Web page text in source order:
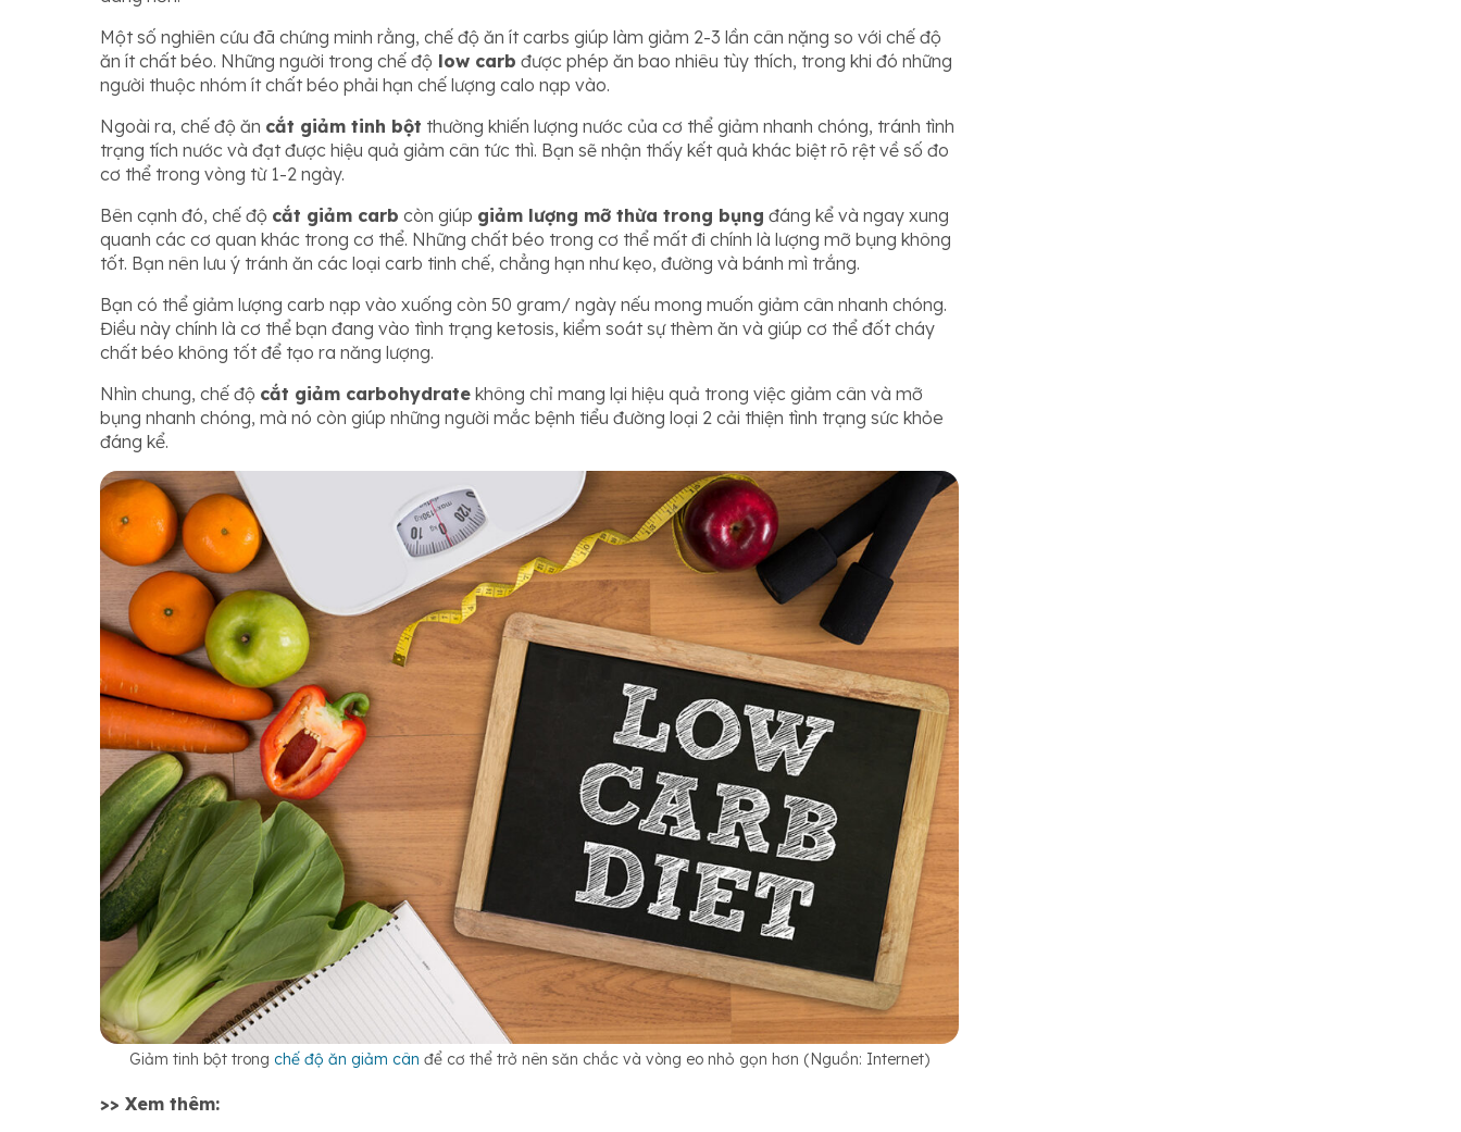
Một số nghiên cứu đã chứng minh rằng, chế độ ăn ít carbs giúp làm giảm 2-3 lần cân nặng so với chế độ
ăn ít chất béo. Những người trong chế độ low carb được phép ăn bao nhiêu tùy thích, trong khi đó những
người thuộc nhóm ít chất béo phải hạn chế lượng calo nạp vào.
Ngoài ra, chế độ ăn cắt giảm tinh bột thường khiến lượng nước của cơ thể giảm nhanh chóng, tránh tình
trạng tích nước và đạt được hiệu quả giảm cân tức thì. Bạn sẽ nhận thấy kết quả khác biệt rõ rệt về số đo
cơ thể trong vòng từ 1-2 ngày.
Bên cạnh đó, chế độ cắt giảm carb còn giúp giảm lượng mỡ thừa trong bụng đáng kể và ngay xung
quanh các cơ quan khác trong cơ thể. Những chất béo trong cơ thể mất đi chính là lượng mỡ bụng không
tốt. Bạn nên lưu ý tránh ăn các loại carb tinh chế, chẳng hạn như kẹo, đường và bánh mì trắng.
Bạn có thể giảm lượng carb nạp vào xuống còn 50 gram/ ngày nếu mong muốn giảm cân nhanh chóng.
Điều này chính là cơ thể bạn đang vào tình trạng ketosis, kiểm soát sự thèm ăn và giúp cơ thể đốt cháy
chất béo không tốt để tạo ra năng lượng.
Nhìn chung, chế độ cắt giảm carbohydrate không chỉ mang lại hiệu quả trong việc giảm cân và mỡ
bụng nhanh chóng, mà nó còn giúp những người mắc bệnh tiểu đường loại 2 cải thiện tình trạng sức khỏe
đáng kể.
Giảm tinh bột trong chế độ ăn giảm cân để cơ thể trở nên săn chắc và vòng eo nhỏ gọn hơn (Nguồn: Internet)
>> Xem thêm: